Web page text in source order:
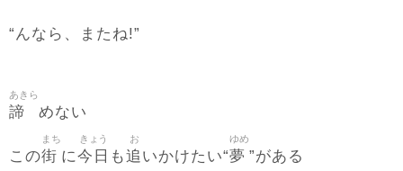
“んなら、またね!”
諦
あきら
めない
この街
まち
に今日
きょう
も追
お
いかけたい“夢
ゆめ
”がある